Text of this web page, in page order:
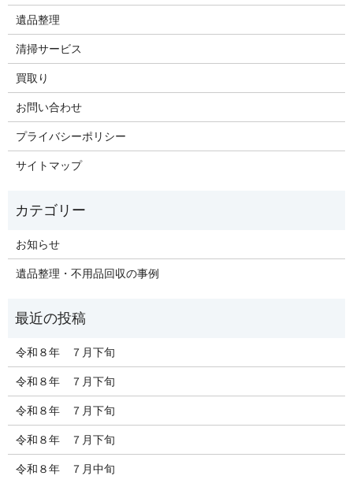
遺品整理
清掃サービス
買取り
お問い合わせ
プライバシーポリシー
サイトマップ
お知らせ
遺品整理・不用品回収の事例
令和８年 ７月下旬
令和８年 ７月下旬
令和８年 ７月下旬
令和８年 ７月下旬
令和８年 ７月中旬